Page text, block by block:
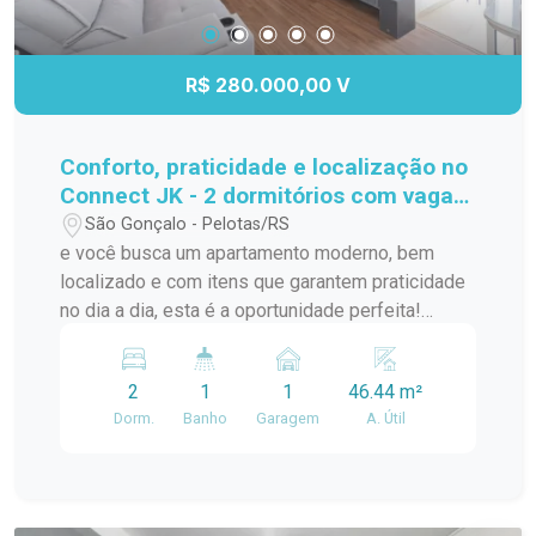
R$ 280.000,00 V
Conforto, praticidade e localização no
Connect JK - 2 dormitórios com vaga
privativa!
São Gonçalo - Pelotas/RS
e você busca um apartamento moderno, bem
localizado e com itens que garantem praticidade
no dia a dia, esta é a oportunidade perfeita!
Connect JK, na Av. JK de Oliveira, este imóvel
oferece tudo que você precisa para morar bem e
com comodidade. A poucos metros do Carrefour,
2
Dorm.
1
Banho
1
Garagem
46.44 m²
A. Útil